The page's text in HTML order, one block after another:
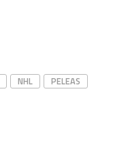
NHL PELEAS